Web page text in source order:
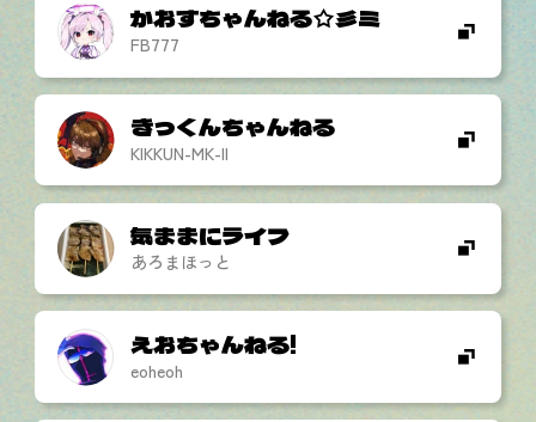
かおすちゃんねる☆彡ミ
FB777
きっくんちゃんねる
KIKKUN-MK-II
気ままにライフ
あろまほっと
えおちゃんねる!
eoheoh